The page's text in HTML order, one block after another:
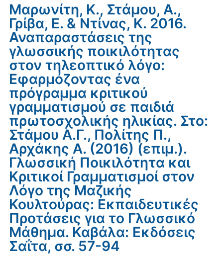
Μαρωνίτη, Κ., Στάμου, Α.,
Γρίβα, Ε. & Ντίνας, Κ. 2016.
Αναπαραστάσεις της
γλωσσικής ποικιλότητας
στον τηλεοπτικό λόγο:
Εφαρμόζοντας ένα
πρόγραμμα κριτικού
γραμματισμού σε παιδιά
πρωτοσχολικής ηλικίας. Στο:
Στάμου Α.Γ., Πολίτης Π.,
Αρχάκης Α. (2016) (επιμ.).
Γλωσσική Ποικιλότητα και
Κριτικοί Γραμματισμοί στον
Λόγο της Μαζικής
Κουλτούρας: Εκπαιδευτικές
Προτάσεις για το Γλωσσικό
Μάθημα. Καβάλα: Εκδόσεις
Σαΐτα, σσ. 57-94